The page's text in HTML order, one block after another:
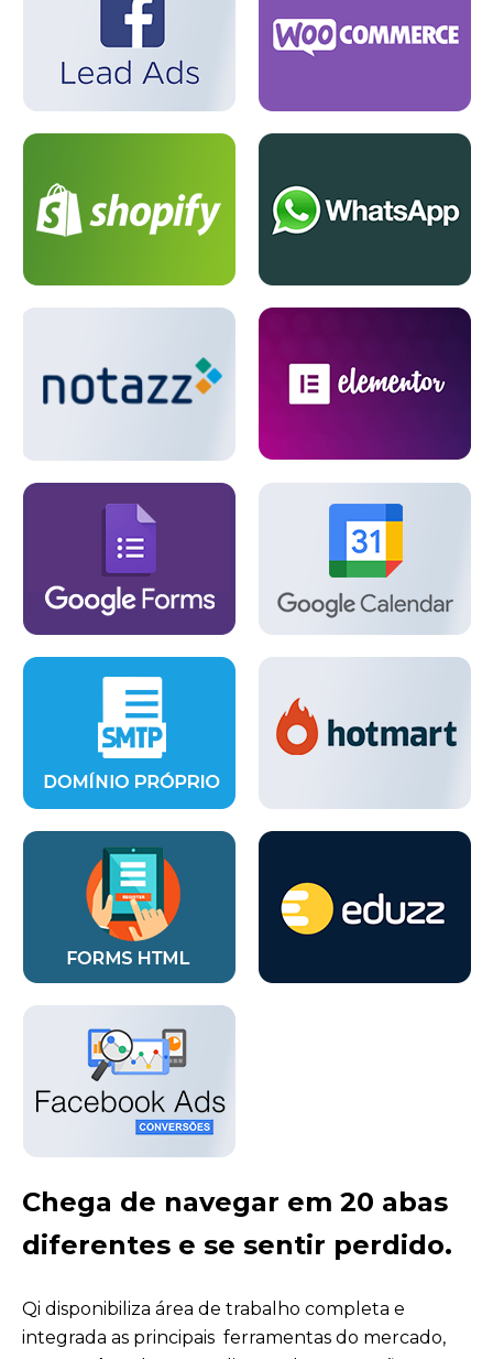
Chega de navegar em 20 abas
diferentes e se sentir perdido.
Qi disponibiliza área de trabalho completa e
integrada as principais ferramentas do mercado,